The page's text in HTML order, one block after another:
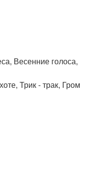
Весенние голоса,
Трик - трак, Гром